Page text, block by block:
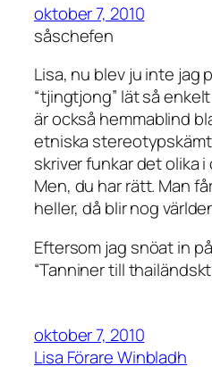
oktober 7, 2010
såschefen
Lisa, nu blev ju inte jag
“tjingtjong” lät så
är också hemmablind
etniska
skriver funkar det olika
Men, du har rätt. Man
heller, då blir nog
Eftersom jag snöat in
“Tanniner till
oktober 7, 2010
Lisa Förare Winbladh